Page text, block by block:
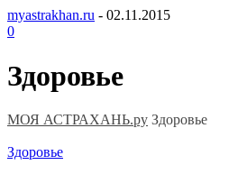
myastrakhan.ru - 02.11.2015
0
Здоровье
МОЯ АСТРАХАНЬ.ру Здоровье
Здоровье